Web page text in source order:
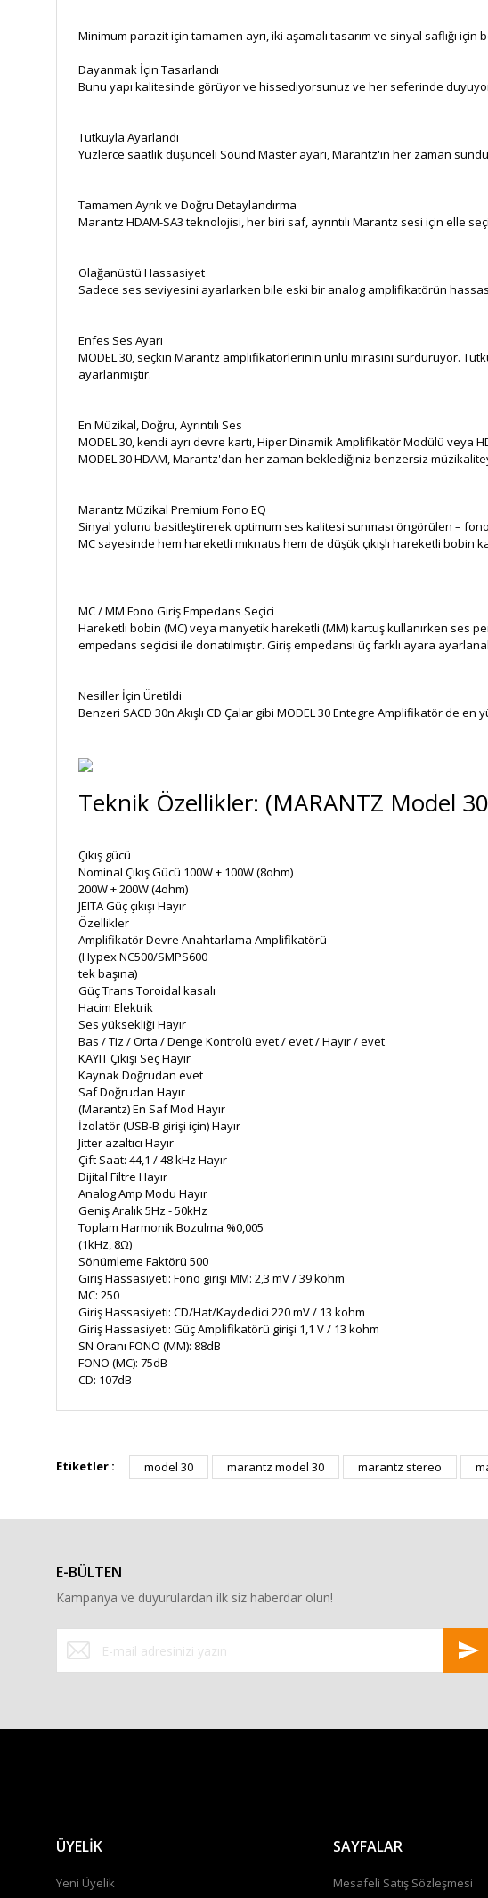
Minimum parazit için tamamen ayrı, iki aşamalı tasarım ve sinyal saflığı
Dayanmak İçin Tasarlandı
Bunu yapı kalitesinde görüyor ve hissediyorsunuz ve her seferinde
Tutkuyla Ayarlandı
Yüzlerce saatlik düşünceli Sound Master ayarı, Marantz'ın her zaman
Tamamen Ayrık ve Doğru Detaylandırma
Marantz HDAM-SA3 teknolojisi, her biri saf, ayrıntılı Marantz sesi için elle
Olağanüstü Hassasiyet
Sadece ses seviyesini ayarlarken bile eski bir analog amplifikatörün
Enfes Ses Ayarı
MODEL 30, seçkin Marantz amplifikatörlerinin ünlü mirasını sürdürüyor.
ayarlanmıştır.
En Müzikal, Doğru, Ayrıntılı Ses
MODEL 30, kendi ayrı devre kartı, Hiper Dinamik Amplifikatör Modülü
MODEL 30 HDAM, Marantz'dan her zaman beklediğiniz benzersiz
Marantz Müzikal Premium Fono EQ
Sinyal yolunu basitleştirerek optimum ses kalitesi sunması öngörülen –
MC sayesinde hem hareketli mıknatıs hem de düşük çıkışlı hareketli
MC / MM Fono Giriş Empedans Seçici
Hareketli bobin (MC) veya manyetik hareketli (MM) kartuş kullanırken ses
empedans seçicisi ile donatılmıştır. Giriş empedansı üç farklı ayara
Nesiller İçin Üretildi
Benzeri SACD 30n Akışlı CD Çalar gibi MODEL 30 Entegre Amplifikatör de
Teknik Özellikler: (MARANTZ Model
Çıkış gücü
Nominal Çıkış Gücü 100W + 100W (8ohm)
200W + 200W (4ohm)
JEITA Güç çıkışı Hayır
Özellikler
Amplifikatör Devre Anahtarlama Amplifikatörü
(Hypex NC500/SMPS600
tek başına)
Güç Trans Toroidal kasalı
Hacim Elektrik
Ses yüksekliği Hayır
Bas / Tiz / Orta / Denge Kontrolü evet / evet / Hayır / evet
KAYIT Çıkışı Seç Hayır
Kaynak Doğrudan evet
Saf Doğrudan Hayır
(Marantz) En Saf Mod Hayır
İzolatör (USB-B girişi için) Hayır
Jitter azaltıcı Hayır
Çift Saat: 44,1 / 48 kHz Hayır
Dijital Filtre Hayır
Analog Amp Modu Hayır
Geniş Aralık 5Hz - 50kHz
Toplam Harmonik Bozulma %0,005
(1kHz, 8Ω)
Sönümleme Faktörü 500
Giriş Hassasiyeti: Fono girişi MM: 2,3 mV / 39 kohm
MC: 250
Giriş Hassasiyeti: CD/Hat/Kaydedici 220 mV / 13 kohm
Giriş Hassasiyeti: Güç Amplifikatörü girişi 1,1 V / 13 kohm
SN Oranı FONO (MM): 88dB
FONO (MC): 75dB
CD: 107dB
Görüş ve önerileriniz için teşekkür ederiz.
Ürün fiyatı diğer sitelerden daha pahalı.
Bu ürüne benzer farklı alternatifler olmalı.
Etiketler : model 30 marantz model 30 marantz stereo
E-BÜLTEN
Kampanya ve duyurulardan ilk siz haberdar olun!
ÜYELİK
Yeni Üyelik
SAYFALAR
Mesafeli Satış Sözleşmesi